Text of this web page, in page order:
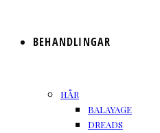
BEHANDLINGAR
HÅR
BALAYAGE
DREADS